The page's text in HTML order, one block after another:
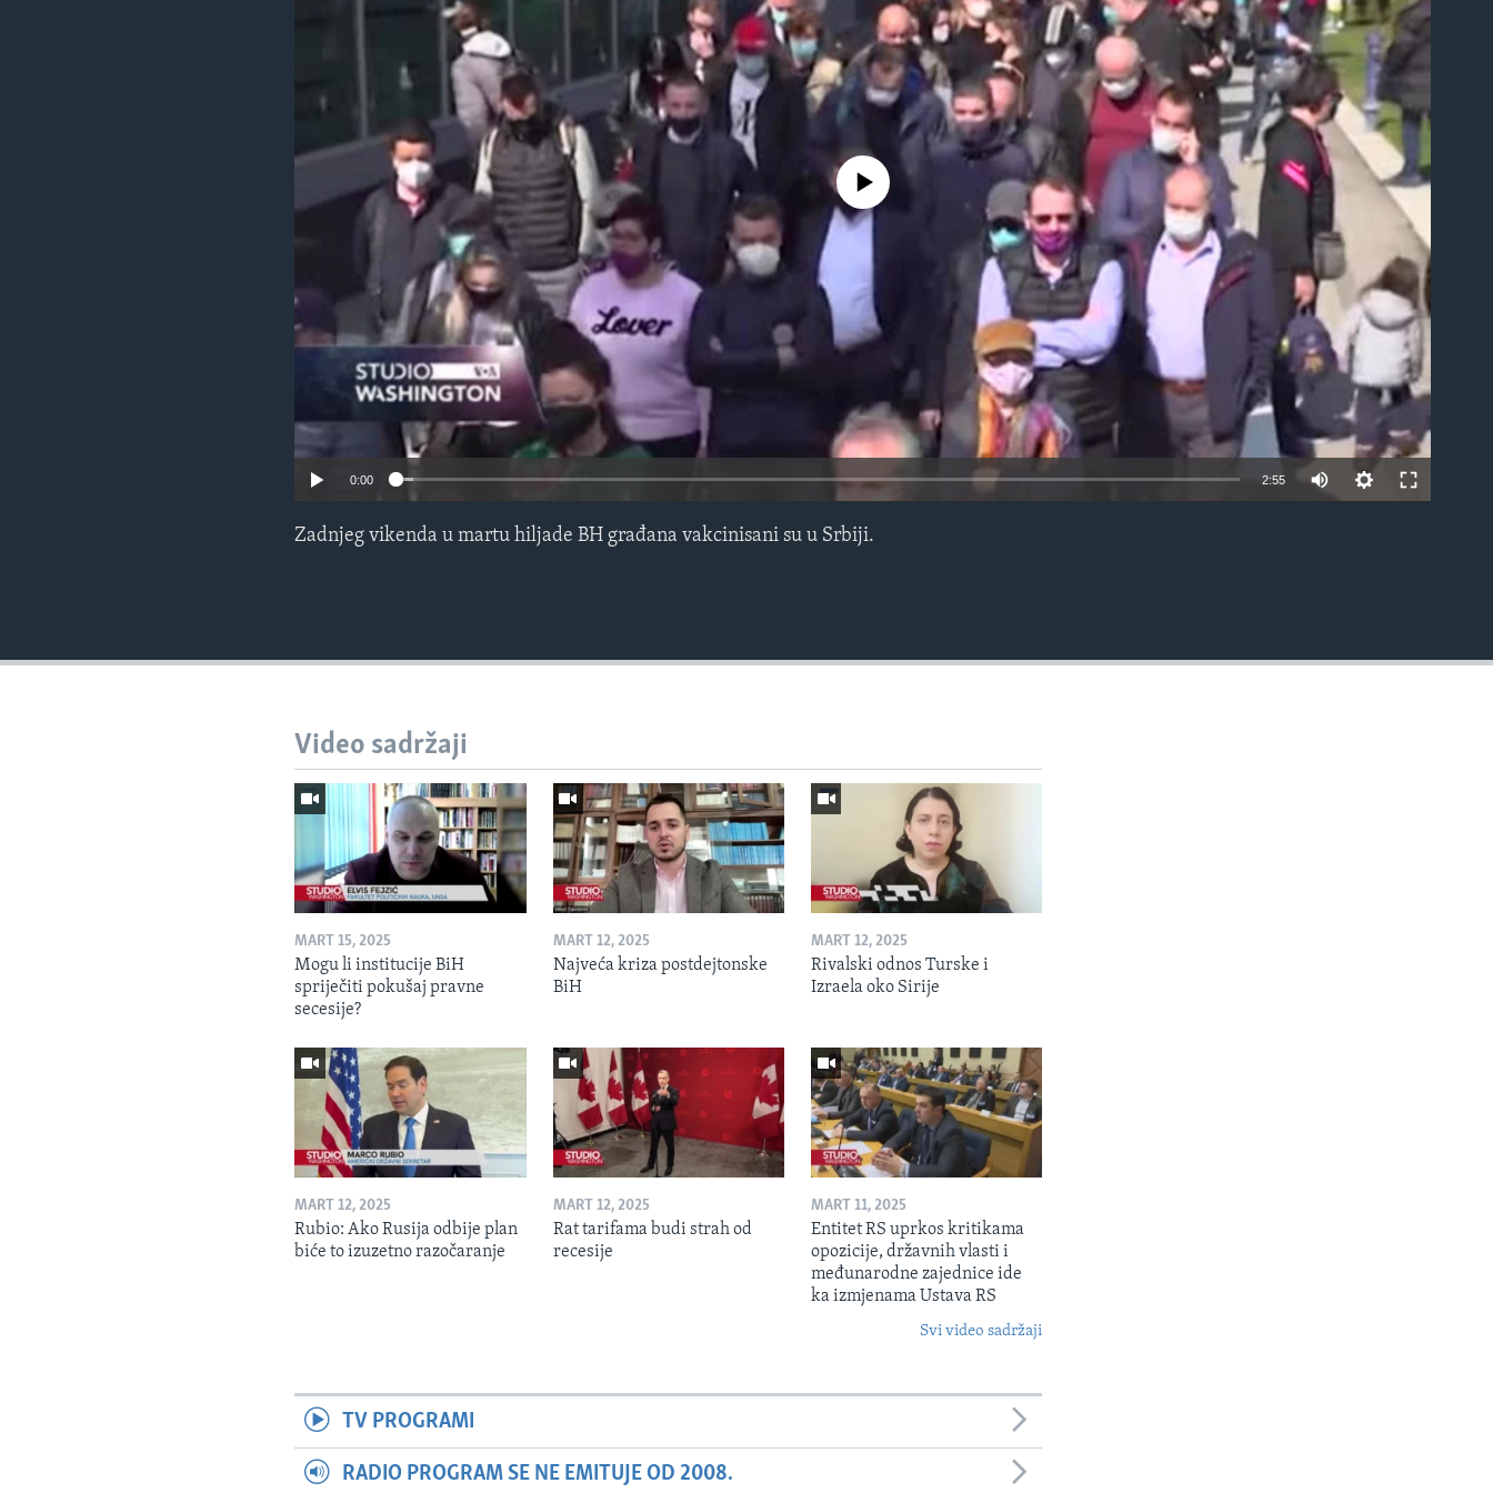
No media source currently available
0:00 2:55
Zadnjeg vikenda u martu hiljade BH građana vakcinisani su u Srbiji.
Video sadržaji
MART 15, 2025
Mogu li institucije BiH
spriječiti pokušaj pravne
secesije?
MART 12, 2025
Najveća kriza postdejtonske
BiH
MART 12, 2025
Rivalski odnos Turske i
Izraela oko Sirije
MART 12, 2025
Rubio: Ako Rusija odbije plan
biće to izuzetno razočaranje
MART 12, 2025
Rat tarifama budi strah od
recesije
MART 11, 2025
Entitet RS uprkos kritikama
opozicije, državnih vlasti i
međunarodne zajednice ide
ka izmjenama Ustava RS
Svi video sadržaji
TV PROGRAMI
RADIO PROGRAM SE NE EMITUJE OD 2008.